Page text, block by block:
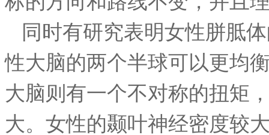
同时有研究表明女性胼胝
性大脑的两个半球可以更均
大脑则有一个不对称的扭矩
大。女性的颞叶神经密度较